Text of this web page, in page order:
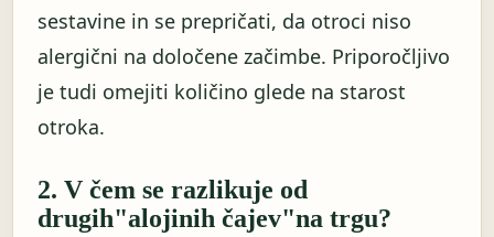
sestavine in se prepričati, da otroci niso
alergični na določene začimbe. Priporočljivo
je tudi omejiti količino glede na starost
otroka.
2. V čem se razlikuje od
drugih"alojinih čajev"na trgu?